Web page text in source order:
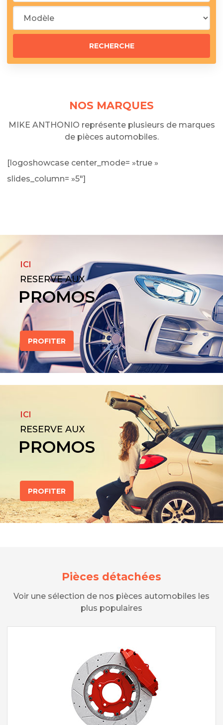
NOS MARQUES
MIKE ANTHONIO représente plusieurs de marques
de pièces automobiles.
[logoshowcase center_mode= »true »
slides_column= »5″]
ICI
RESERVE AUX
PROMOS
PROFITER
ICI
RESERVE AUX
PROMOS
PROFITER
Pièces détachées
Voir une sélection de nos pièces automobiles les
plus populaires